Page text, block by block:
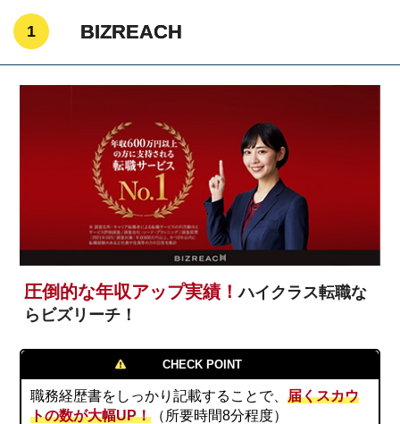
1 BIZREACH
圧倒的な年収アップ実績！ハイクラス転職な
らビズリーチ！
CHECK POINT
職務経歴書をしっかり記載することで、届くスカウ
トの数が大幅UP！ （所要時間8分程度）